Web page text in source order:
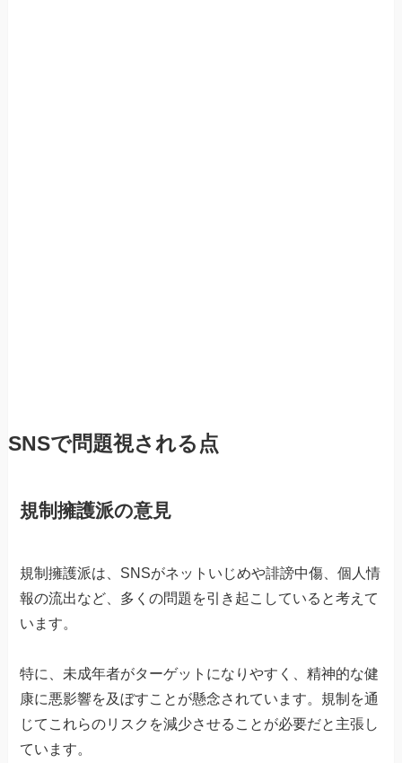
SNSで問題視される点
規制擁護派の意見
規制擁護派は、SNSがネットいじめや誹謗中傷、個人情
報の流出など、多くの問題を引き起こしていると考えて
います。
特に、未成年者がターゲットになりやすく、精神的な健
康に悪影響を及ぼすことが懸念されています。規制を通
じてこれらのリスクを減少させることが必要だと主張し
ています。